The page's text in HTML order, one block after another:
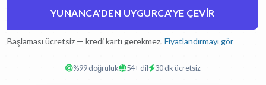
YUNANCA'DEN UYGURCA'YE ÇEVIR
Başlaması ücretsiz — kredi kartı gerekmez. Fiyatlandırmayı gör
%99 doğruluk 54+ dil 30 dk ücretsiz